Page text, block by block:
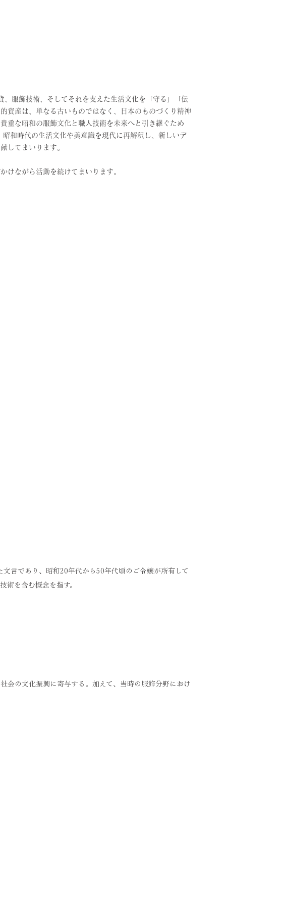
服飾技術、 そしてそれを支えた生活文化を「守る」「伝
資産は、単なる古いものではなく、日本のものづくり精神
重な昭和の服飾文化と職人技術を未来へと引き継ぐため
昭和時代の生活文化や美意識を現代に再解釈し、新しいデ
してまいります。
けながら活動を続けてまいります。
言であり、昭和20年代から50年代頃のご令嬢が所有して
術を含む概念を指す。
会の文化振興に寄与する。 加えて、当時の服飾分野におけ